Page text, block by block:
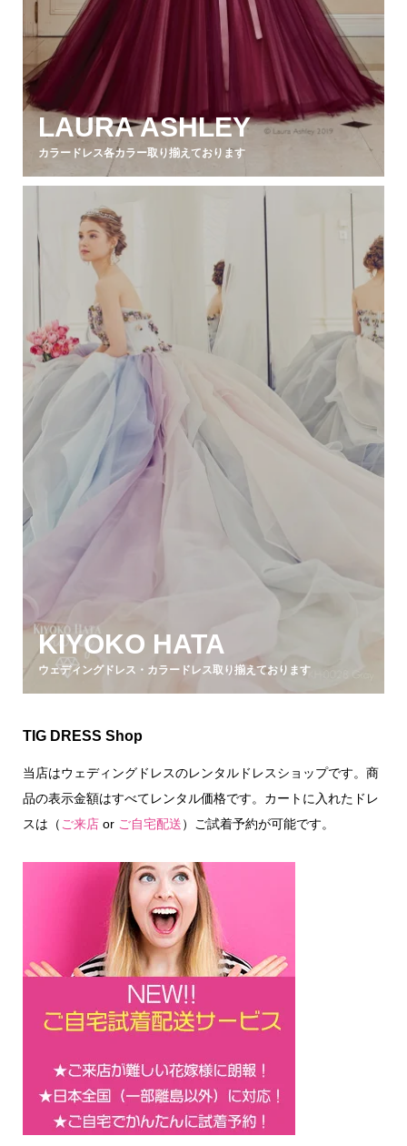
LAURA ASHLEY
カラードレス各カラー取り揃えております
KIYOKO HATA
ウェディングドレス・カラードレス取り揃えております
TIG DRESS Shop
当店はウェディングドレスのレンタルドレスショップです。商
品の表示金額はすべてレンタル価格です。カートに入れたドレ
スは（ご来店or ご自宅配送）ご試着予約が可能です。